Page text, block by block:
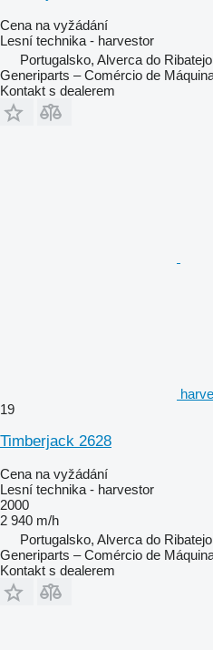
Cena na vyžádání
Lesní technika - harvestor
Portugalsko, Alverca do Ribatejo
Generiparts – Comércio de
Kontakt s dealerem
19
Timberjack 2628
Cena na vyžádání
Lesní technika - harvestor
2000
2 940 m/h
Portugalsko, Alverca do Ribatejo
Generiparts – Comércio de
Kontakt s dealerem